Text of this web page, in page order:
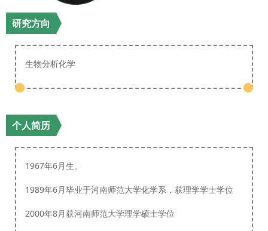
研究方向
生物分析化学
个人简历
1967年6月生。
1989年6月毕业于河南师范大学化学系，获理学学士学位
2000年8月获河南师范大学理学硕士学位